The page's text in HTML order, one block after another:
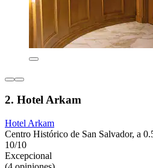
2. Hotel Arkam
Hotel Arkam
Centro Histórico de San Salvador, a
10/10
Excepcional